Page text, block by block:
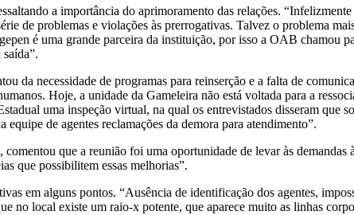
a importância do aprimoramento das relações. “Infelizmente
de problemas e violações às prerrogativas. Talvez o problema
é uma grande parceira da instituição, por isso a OAB chamou
da necessidade de programas para reinserção e a falta de
Hoje, a unidade da Gameleira não está voltada para a
uma inspeção virtual, na qual os entrevistados disseram que
de agentes reclamações da demora para atendimento”.
que a reunião foi uma oportunidade de levar às demandas
que possibilitem essas melhorias”.
em alguns pontos. “Ausência de identificação dos agentes,
no local existe um raio-x potente, que aparece muito as linhas